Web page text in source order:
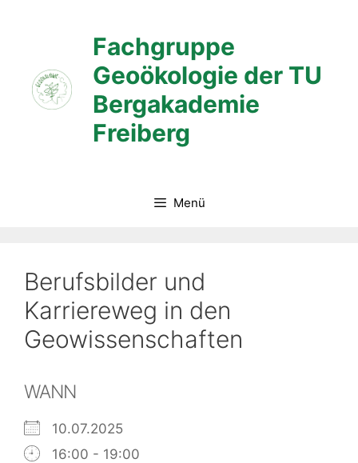
Fachgruppe
Geoökologie der TU
Bergakademie
Freiberg
Menü
Berufsbilder und
Karriereweg in den
Geowissenschaften
WANN
10.07.2025
16:00 - 19:00